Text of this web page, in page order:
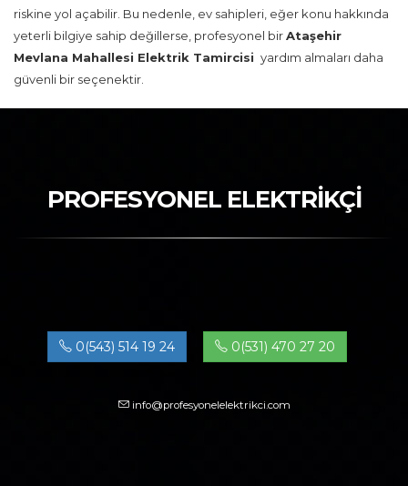
riskine yol açabilir. Bu nedenle, ev sahipleri, eğer konu hakkında
yeterli bilgiye sahip değillerse, profesyonel birAtaşehir
Mevlana Mahallesi Elektrik Tamircisi yardım almaları daha
güvenli bir seçenektir.
PROFESYONEL ELEKTRİKÇİ
0(543) 514 19 24 0(531) 470 27 20
info@profesyonelelektrikci.com